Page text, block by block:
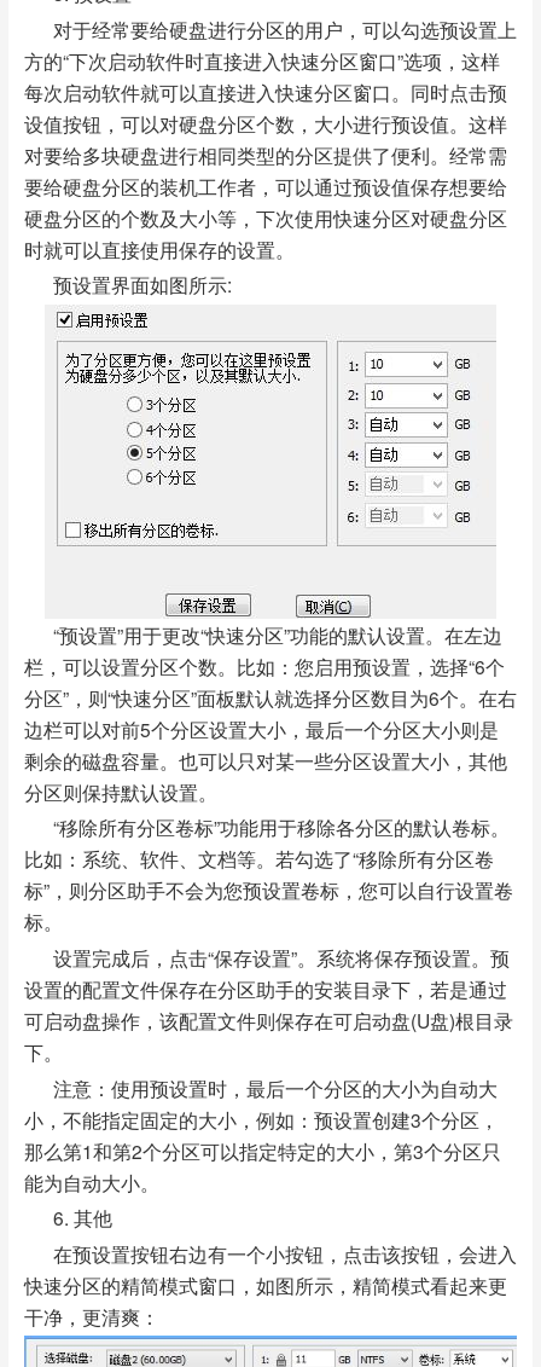
对于经常要给硬盘进行分区的用户，可以勾选预设置上
方的“下次启动软件时直接进入快速分区窗口”选项，这样
每次启动软件就可以直接进入快速分区窗口。同时点击预
设值按钮，可以对硬盘分区个数，大小进行预设值。这样
对要给多块硬盘进行相同类型的分区提供了便利。经常需
要给硬盘分区的装机工作者，可以通过预设值保存想要给
硬盘分区的个数及大小等，下次使用快速分区对硬盘分区
时就可以直接使用保存的设置。
预设置界面如图所示:
“预设置”用于更改“快速分区”功能的默认设置。在左边
栏，可以设置分区个数。比如：您启用预设置，选择“6个
分区”，则“快速分区”面板默认就选择分区数目为6个。在右
边栏可以对前5个分区设置大小，最后一个分区大小则是
剩余的磁盘容量。也可以只对某一些分区设置大小，其他
分区则保持默认设置。
“移除所有分区卷标”功能用于移除各分区的默认卷标。
比如：系统、软件、文档等。若勾选了“移除所有分区卷
标”，则分区助手不会为您预设置卷标，您可以自行设置卷
标。
设置完成后，点击“保存设置”。系统将保存预设置。预
设置的配置文件保存在分区助手的安装目录下，若是通过
可启动盘操作，该配置文件则保存在可启动盘(U盘)根目录
下。
注意：使用预设置时，最后一个分区的大小为自动大
小，不能指定固定的大小，例如：预设置创建3个分区，
那么第1和第2个分区可以指定特定的大小，第3个分区只
能为自动大小。
6. 其他
在预设置按钮右边有一个小按钮，点击该按钮，会进入
快速分区的精简模式窗口，如图所示，精简模式看起来更
干净，更清爽：